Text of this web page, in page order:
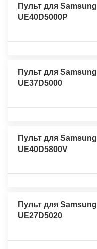
Пульт для Samsung
UE40D5000P
Пульт для Samsung
UE37D5000
Пульт для Samsung
UE40D5800V
Пульт для Samsung
UE27D5020